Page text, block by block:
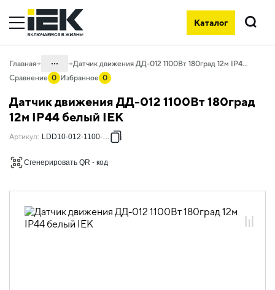
Каталог
Поиск
Главная ...
10. Светотехника
10.07 Управление освещением и
10.07.01 Датчики движения
инфракрасные
Датчик движения ДД-012 1100Вт 180град 12м IP44 белый IEK
Сравнение 0 Избранное 0
Датчик движения ДД-012 1100Вт 180град
12м IP44 белый IEK
Артикул: LDD10-012-1100-001
Сгенерировать QR - код